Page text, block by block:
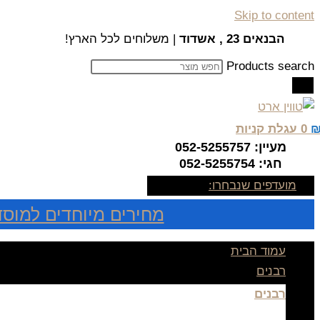
Skip to content
הבנאים 23 , אשדוד
| משלוחים לכל הארץ!
Products search
0 עגלת קניות
מעיין: 052-5255757
חגי: 052-5255754
מועדפים שנבחרו:
מחירים מיוחדים
עמוד הבית
רבנים
רבנים